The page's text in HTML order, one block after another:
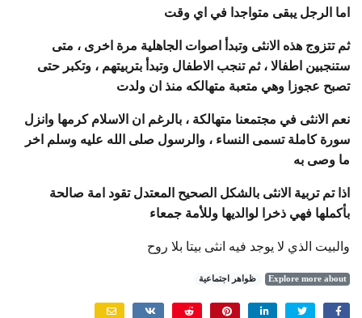
اما الرجل يبقى متواجدا في اي وقت
ثم تتزوج هذه الانثى وتبدأ اصوات الجاهلية مرة اخرى ، متى
ستنجبين اطفالا ، ثم تنجب الاطفال وتبدأ بتربيتهم ، وتكبر حتى
تصبح عجوزا وهي متعبة متهالكه منذ ان ولدت
نعم الانثى في مجتمعنا متهالكة ، بالرغم ان الاسلام كرمها وانزل
سورة كاملة تسمى النساء ، والرسول صلى الله عليه وسلم اخر
ما وصى به
اذا تم تربية الانثى بالشكل الصحيح المعتدل تقود امة صالحة
بأكملها فهي ذخرا لوالديها وللأمة جمعاء
والبيت الذي لا يوجد فيه انثى بيتا بلا روح
Explore more about ظواهر اجتماعية